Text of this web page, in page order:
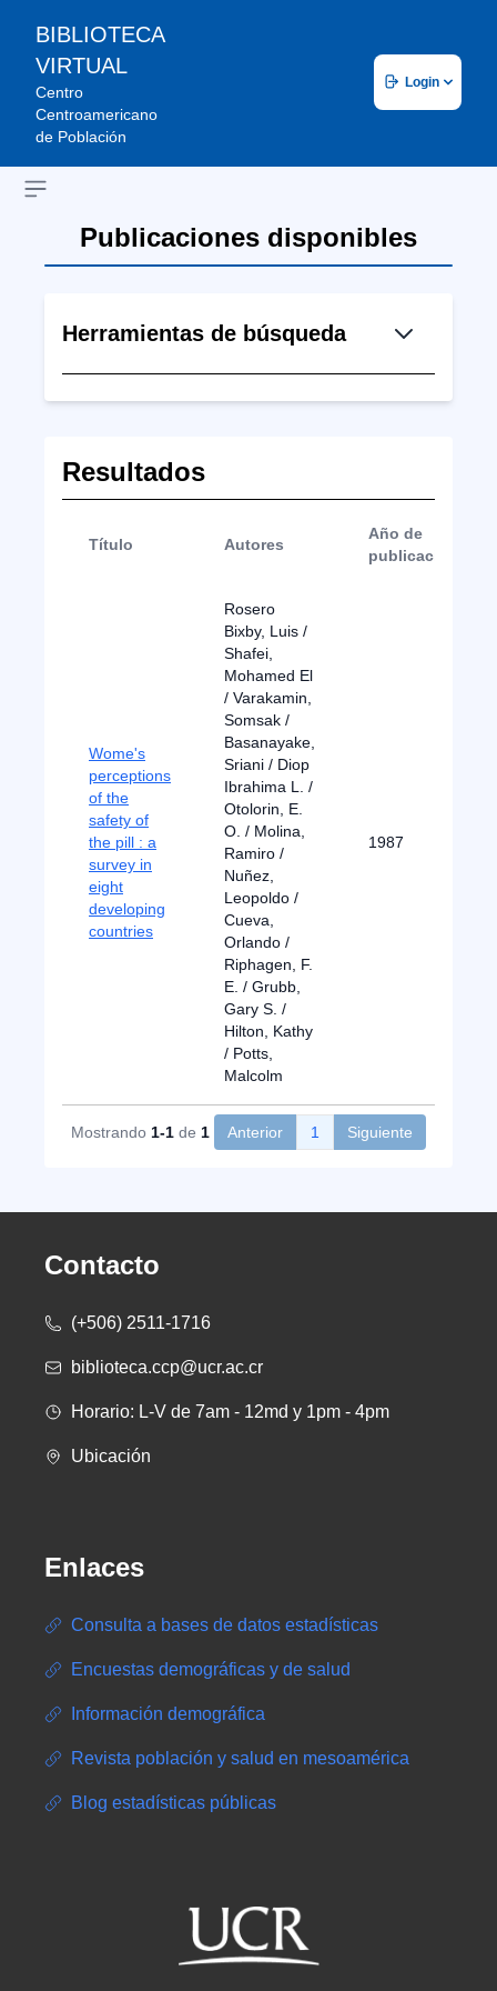
BIBLIOTECA
VIRTUAL
Centro
Centroamericano
de Población
Login
Open sidebar
Publicaciones disponibles
Herramientas de búsqueda
Resultados
Título Autores
Año de
publicación
Wome's
perceptions
of the
safety of
the pill : a
survey in
eight
developing
countries
Rosero
Bixby, Luis /
Shafei,
Mohamed El
/ Varakamin,
Somsak /
Basanayake,
Sriani / Diop
Ibrahima L. /
Otolorin, E.
O. / Molina,
Ramiro /
Nuñez,
Leopoldo /
Cueva,
Orlando /
Riphagen, F.
E. / Grubb,
Gary S. /
Hilton, Kathy
/ Potts,
Malcolm
1987
Mostrando 1-1 de 1 Anterior 1 Siguiente
Contacto
(+506) 2511-1716
biblioteca.ccp@ucr.ac.cr
Horario: L-V de 7am - 12md y 1pm - 4pm
Ubicación
Enlaces
Consulta a bases de datos estadísticas
Encuestas demográficas y de salud
Información demográfica
Revista población y salud en mesoamérica
Blog estadísticas públicas